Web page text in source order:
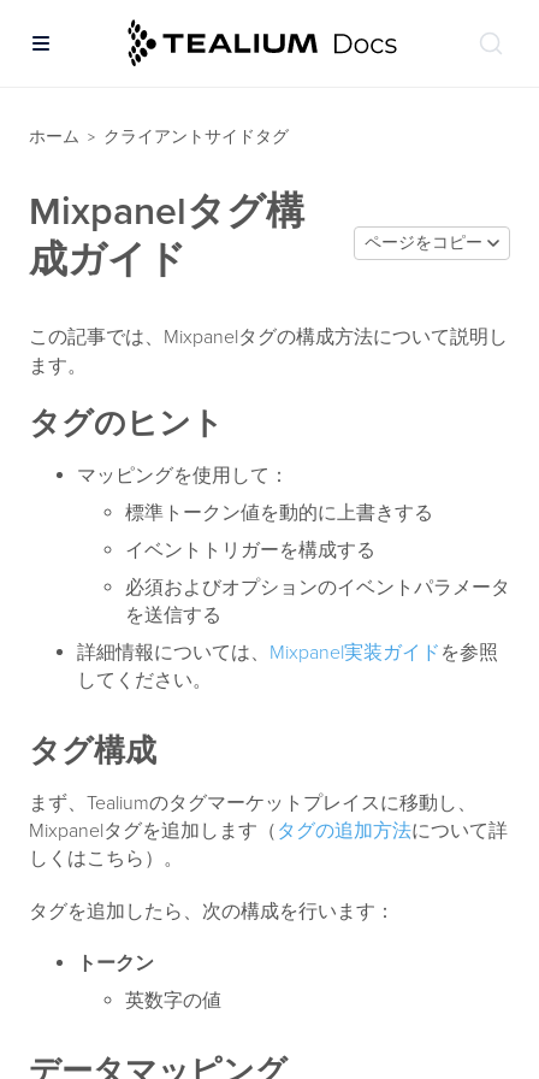
ホーム > クライアントサイドタグ
Mixpanelタグ構
成ガイド
ページをコピー
この記事では、Mixpanelタグの構成方法について説明し
ます。
タグのヒント
マッピングを使用して：
標準トークン値を動的に上書きする
イベントトリガーを構成する
必須およびオプションのイベントパラメータ
を送信する
詳細情報については、 Mixpanel実装ガイド を参照
してください。
タグ構成
まず、Tealiumのタグマーケットプレイスに移動し、
Mixpanelタグを追加します（ タグの追加方法について詳
しくはこちら）。
タグを追加したら、次の構成を行います：
トークン
英数字の値